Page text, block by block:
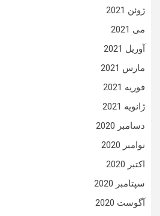
ژوئن 2021
می 2021
آوریل 2021
مارس 2021
فوریه 2021
ژانویه 2021
دسامبر 2020
نوامبر 2020
اکتبر 2020
سپتامبر 2020
آگوست 2020